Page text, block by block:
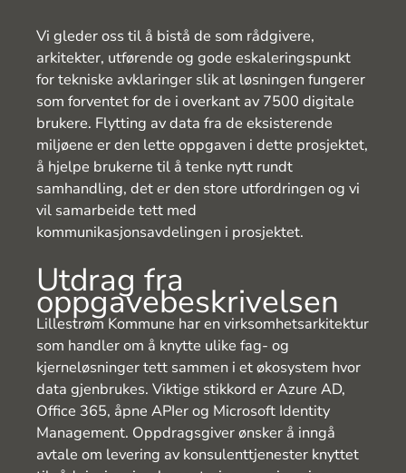
Vi gleder oss til å bistå de som rådgivere,
arkitekter, utførende og gode eskaleringspunkt
for tekniske avklaringer slik at løsningen fungerer
som forventet for de i overkant av 7500 digitale
brukere. Flytting av data fra de eksisterende
miljøene er den lette oppgaven i dette prosjektet,
å hjelpe brukerne til å tenke nytt rundt
samhandling, det er den store utfordringen og vi
vil samarbeide tett med
kommunikasjonsavdelingen i prosjektet.
Utdrag fra
oppgavebeskrivelsen
Lillestrøm Kommune har en virksomhetsarkitektur
som handler om å knytte ulike fag- og
kjerneløsninger tett sammen i et økosystem hvor
data gjenbrukes. Viktige stikkord er Azure AD,
Office 365, åpne APIer og Microsoft Identity
Management. Oppdragsgiver ønsker å inngå
avtale om levering av konsulenttjenester knyttet